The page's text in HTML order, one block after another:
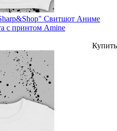
Свитшот Аниме
с принтом Amine
Купить